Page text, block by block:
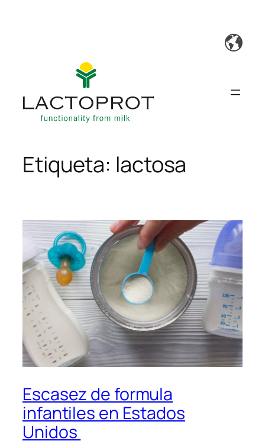
Etiqueta: lactosa
Escasez de formula
infantiles en Estados
Unidos